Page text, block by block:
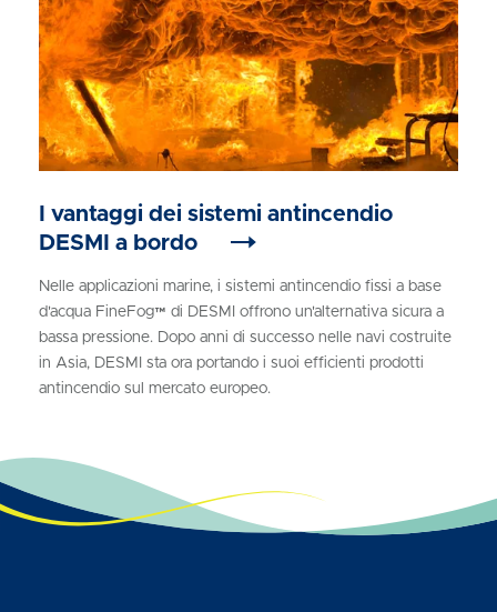
I vantaggi dei sistemi antincendio
DESMI a bordo
Nelle applicazioni marine, i sistemi antincendio fissi a base
d'acqua FineFog™ di DESMI offrono un'alternativa sicura a
bassa pressione. Dopo anni di successo nelle navi costruite
in Asia, DESMI sta ora portando i suoi efficienti prodotti
antincendio sul mercato europeo.